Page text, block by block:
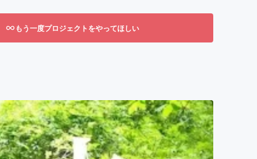
もう一度プロジェクトをやってほしい